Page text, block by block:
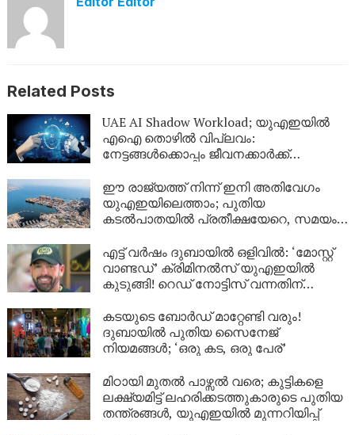
Related Posts
UAE AI Shadow Workload; യുഎഇയിൽ
എഐ തൊഴിൽ വിപ്ലവം:
നേട്ടങ്ങൾക്കൊപ്പം ജീവനക്കാർക്ക്
ഈ രാജ്യത്ത് നിന്ന് ഇനി അതിവേഗം
യുഎഇയിലെത്താം; പുതിയ
കടൽപാതയിൽ പ്രതീക്ഷയേറെ, സമയം 5
എട്ട് വർഷം ദുബായിൽ ഒളിവിൽ: ‘മോസ്റ്റ്
വാണ്ടഡ്’ ക്രിമിനൽസ് യുഎഇയിൽ
കുടുങ്ങി! റെഡ് നോട്ടിസ് വന്നതിന്
കടയുടെ ബോർഡ് മാറ്റേണ്ടി വരും!
ദുബായിൽ പുതിയ സൈനേജ്
നിയമങ്ങൾ; ‘ഒരു കട, ഒരു പേര്’
മിഠായി മുതൽ പാഴ്സൽ വരെ; കുട്ടികളെ
ലക്ഷ്യമിട്ട് ലഹരിക്കടത്തുകാരുടെ പുതിയ
തന്ത്രങ്ങൾ, യുഎഇയിൽ മുന്നറിയിപ്പ്